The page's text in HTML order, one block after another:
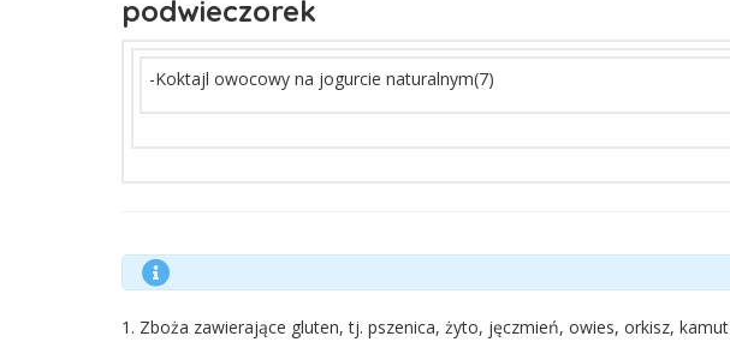
podwieczorek
-Koktajl owocowy na jogurcie naturalnym(7)
1. Zboża zawierające gluten, tj. pszenica, żyto, jęczmień, owies, orkisz,